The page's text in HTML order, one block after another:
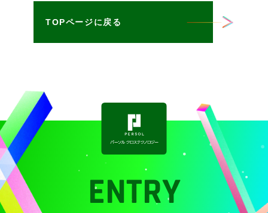
TOPページに戻る
ENTRY